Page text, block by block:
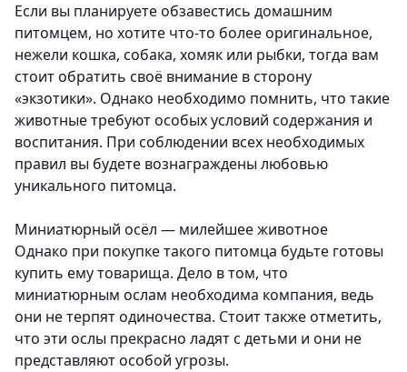
Если вы планируете обзавестись домашним
питомцем, но хотите что-то более оригинальное,
нежели кошка, собака, хомяк или рыбки, тогда вам
стоит обратить своё внимание в сторону
«экзотики». Однако необходимо помнить, что такие
животные требуют особых условий содержания и
воспитания. При соблюдении всех необходимых
правил вы будете вознаграждены любовью
уникального питомца.
Миниатюрный осёл — милейшее животное
Однако при покупке такого питомца будьте готовы
купить ему товарища. Дело в том, что
миниатюрным ослам необходима компания, ведь
они не терпят одиночества. Стоит также отметить,
что эти ослы прекрасно ладят с детьми и они не
представляют особой угрозы.